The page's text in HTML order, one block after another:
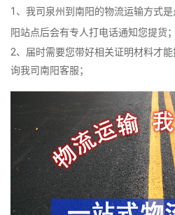
1、我司泉州到南阳的物流运输方式
阳站点后会有专人打电话通知您提货；
2、届时需要您带好相关证明材料才
询我司南阳客服；